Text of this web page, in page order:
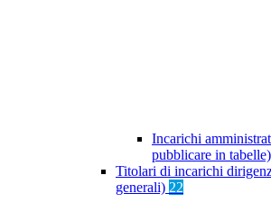
Incarichi
pubblicare in tabelle)
Titolari di incarichi
generali) 22